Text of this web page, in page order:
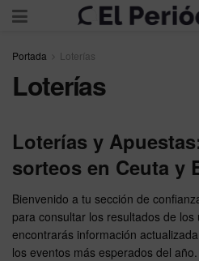
Portada Loterías
Loterías
Loterías y
sorteos en Ceuta y
Bienvenido a tu sección de
para consultar los resultados de
encontrarás información
los eventos más esperados del año.